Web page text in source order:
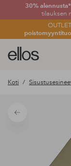
30% alennusta*
tilauksen
Ellos-
logo
siirry
Koti
Takaisin